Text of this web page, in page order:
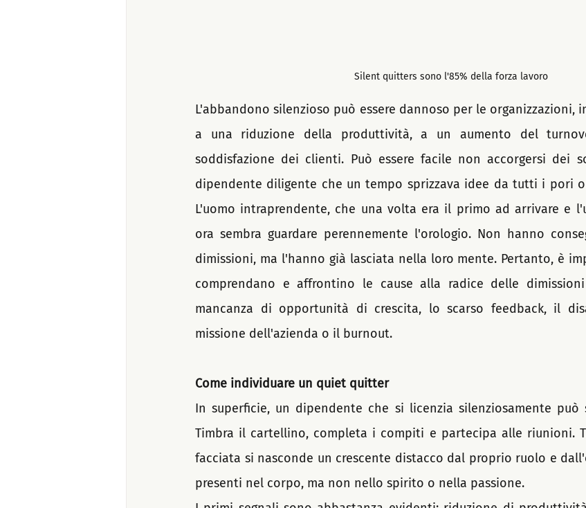
Silent quitters sono l'85% della forza lavoro
L'abbandono silenzioso può essere dannoso per le organizzazioni,
a una riduzione della produttività, a un aumento del
soddisfazione dei clienti. Può essere facile non accorgersi dei
dipendente diligente che un tempo sprizzava idee da tutti i pori
L'uomo intraprendente, che una volta era il primo ad arrivare e
ora sembra guardare perennemente l'orologio. Non hanno
dimissioni, ma l'hanno già lasciata nella loro mente. Pertanto, è
comprendano e affrontino le cause alla radice delle
mancanza di opportunità di crescita, lo scarso feedback, il
missione dell'azienda o il burnout.
Come individuare un quiet quitter
In superficie, un dipendente che si licenzia silenziosamente può
Timbra il cartellino, completa i compiti e partecipa alle riunioni.
facciata si nasconde un crescente distacco dal proprio ruolo e
presenti nel corpo, ma non nello spirito o nella passione.